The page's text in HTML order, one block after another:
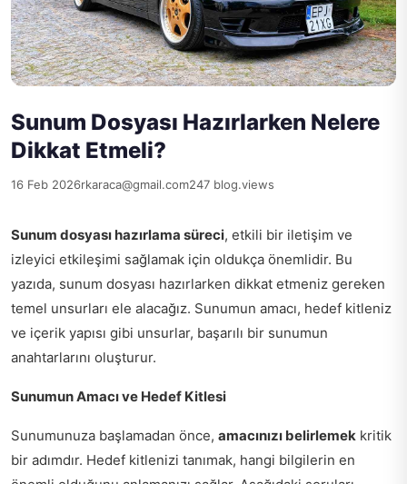
Sunum Dosyası Hazırlarken Nelere
Dikkat Etmeli?
16 Feb 2026rkaraca@gmail.com247 blog.views
Sunum dosyası hazırlama süreci, etkili bir iletişim ve
izleyici etkileşimi sağlamak için oldukça önemlidir. Bu
yazıda, sunum dosyası hazırlarken dikkat etmeniz gereken
temel unsurları ele alacağız. Sunumun amacı, hedef kitleniz
ve içerik yapısı gibi unsurlar, başarılı bir sunumun
anahtarlarını oluşturur.
Sunumun Amacı ve Hedef Kitlesi
Sunumunuza başlamadan önce, amacınızı belirlemek kritik
bir adımdır. Hedef kitlenizi tanımak, hangi bilgilerin en